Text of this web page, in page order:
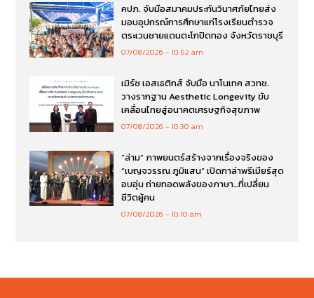
คปภ. จับมือสมาคมประกันวินาศภัยไทยส่ง
มอบอุปกรณ์การศึกษาแก่โรงเรียนตำรวจ
ตระเวนชายแดนตะโกปิดทอง จังหวัดราชบุรี
07/08/2026 10:52 am
เมิร์ซ เอสเธติกส์ จับมือ นาโนเทค สวทช.
วางรากฐาน Aesthetic Longevity ขับ
เคลื่อนไทยสู่อนาคตเศรษฐกิจสุขภาพ
07/08/2026 10:30 am
“ล่าม” ภาพยนตร์สร้างจากเรื่องจริงของ
“เบญจวรรณ ภูมิแสน” เปิดกาล่าพรีเมียร์สุด
อบอุ่น ถ่ายทอดพลังของภาษา…ที่เปลี่ยน
ชีวิตผู้คน
07/08/2026 10:10 am